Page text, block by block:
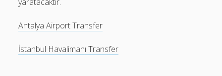
Antalya Airport Transfer
İstanbul Havalimanı Transfer